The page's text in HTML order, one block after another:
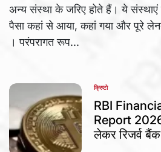
अन्य संस्था के जरिए होते हैं। ये संस्थाएं
पैसा कहां से आया, कहां गया और पूरे
। परंपरागत रूप...
POSTED
IN
क्रिप्टो
RBI
Report
लेकर रिजर्व